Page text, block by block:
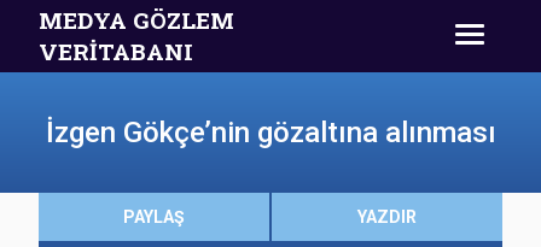
MEDYA GÖZLEM
VERİTABANI
İzgen Gökçe’nin gözaltına alınması
PAYLAŞ YAZDIR